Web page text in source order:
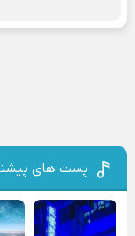
پست های